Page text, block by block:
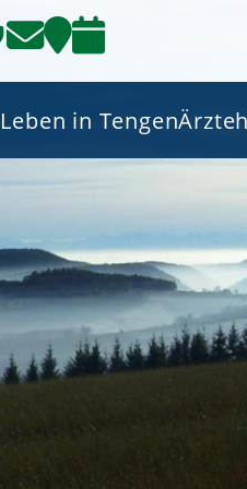
Leben in Tengen